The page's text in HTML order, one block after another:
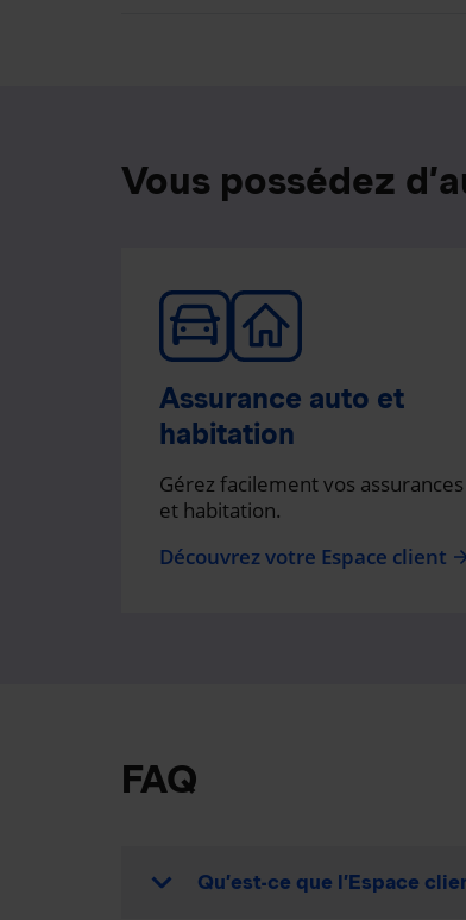
Vous possédez
Assurance auto et
habitation
Gérez facilement vos
et habitation.
Découvrez votre Espace client
FAQ
Qu’est-ce que l’Espace